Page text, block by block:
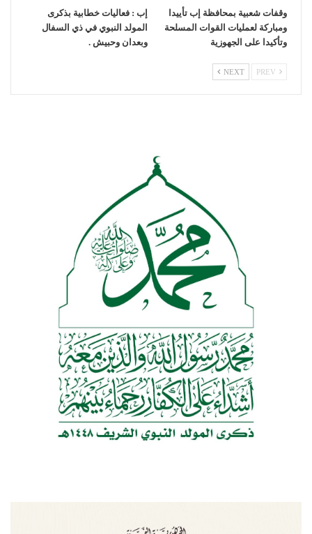
وقفات شعبية بمحافظة إب تأييدا
ومباركة لعمليات القوات المسلحة
وتأكيدا على الجهوزية
إب : فعاليات خطابية بذكرى
المولد النبوي في ذي السفال
وبعدان وحبيش .
NEXT